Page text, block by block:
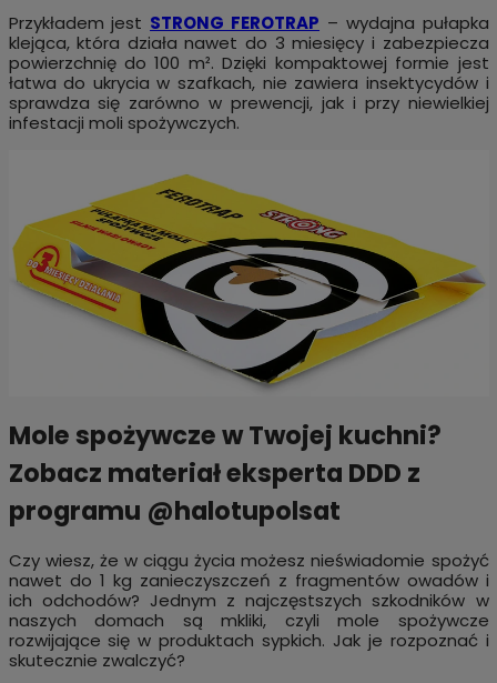
Przykładem jest STRONG FEROTRAP – wydajna pułapka
klejąca, która działa nawet do 3 miesięcy i zabezpiecza
powierzchnię do 100 m². Dzięki kompaktowej formie jest
łatwa do ukrycia w szafkach, nie zawiera insektycydów i
sprawdza się zarówno w prewencji, jak i przy niewielkiej
infestacji moli spożywczych.
Mole spożywcze w Twojej kuchni?
Zobacz materiał eksperta DDD z
programu @halotupolsat
Czy wiesz, że w ciągu życia możesz nieświadomie spożyć
nawet do 1 kg zanieczyszczeń z fragmentów owadów i
ich odchodów? Jednym z najczęstszych szkodników w
naszych domach są mkliki, czyli mole spożywcze
rozwijające się w produktach sypkich. Jak je rozpoznać i
skutecznie zwalczyć?